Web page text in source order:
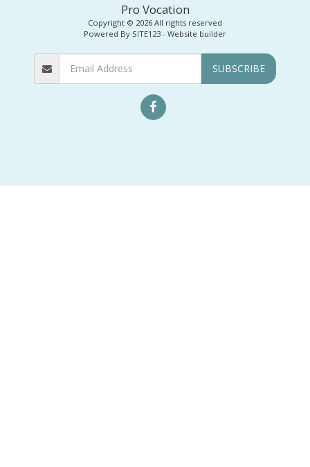
Pro Vocation
Copyright © 2026 All rights reserved
Powered By SITE123 - Website builder
SUBSCRIBE